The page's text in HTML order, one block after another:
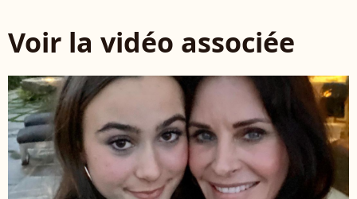
Voir la vidéo associée